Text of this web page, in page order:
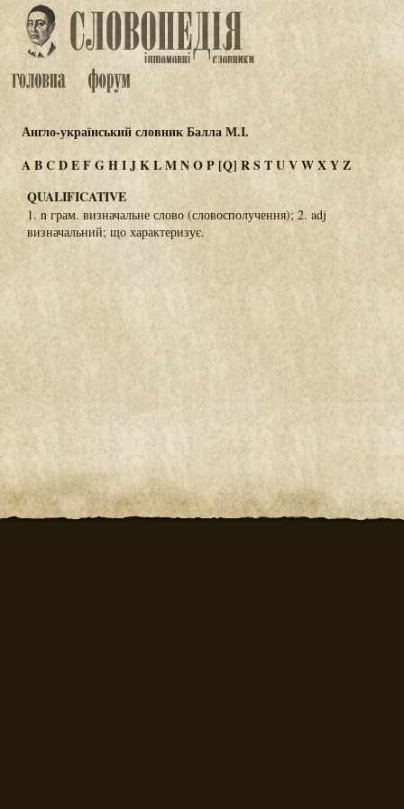
Англо-український словник Балла М.І.
ABCDEFGHIJKLMNOP [Q] RSTUVWXYZ
QUALIFICATIVE
1. n грам. визначальне слово (словосполучення); 2. adj
визначальний; що характеризує.